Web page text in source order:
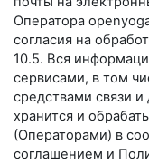
Оператора
согласия на
10.5. Вся
сервисами, в том
средствами связи
хранится и
(Операторами) в
соглашением и